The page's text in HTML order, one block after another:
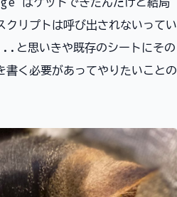
クリプトは呼び出されないってい
と思いきや既存のシートにその
く必要があってやりたいことの